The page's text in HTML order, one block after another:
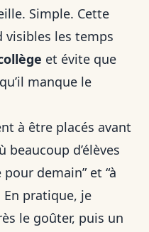
Simple. Cette
visibles les temps
et évite que
manque le
à être placés avant
d’élèves
demain” et “à
pratique, je
le goûter, puis un